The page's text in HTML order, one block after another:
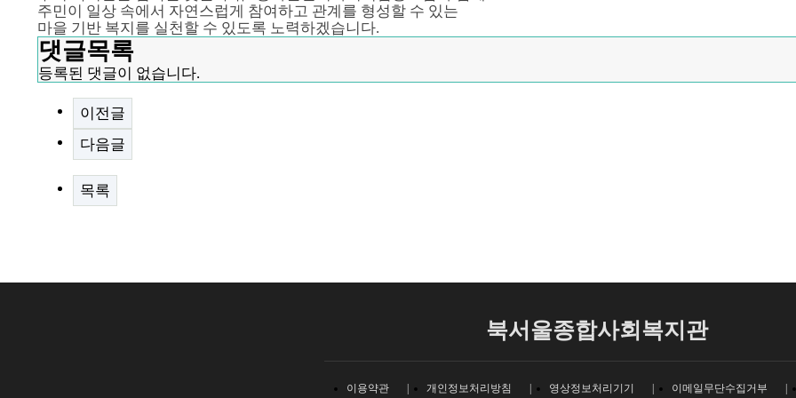
주민이 일상 속에서 자연스럽게 참여하고 관계를 형성할 수 있는
마을 기반 복지를 실천할 수 있도록 노력하겠습니다.
댓글목록
등록된 댓글이 없습니다.
이전글
다음글
목록
북서울종합사회복지관
이용약관 개인정보처리방침 영상정보처리기기 이메일무단수집거부